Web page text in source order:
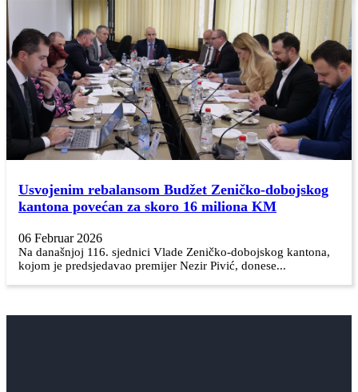
Usvojenim rebalansom Budžet Zeničko-dobojskog
kantona povećan za skoro 16 miliona KM
06 Februar 2026
Na današnjoj 116. sjednici Vlade Zeničko-dobojskog kantona,
kojom je predsjedavao premijer Nezir Pivić, donese...